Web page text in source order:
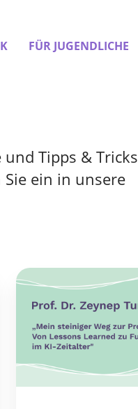
FÜR JUGENDLICHE
Tipps & Tricks
ein in unsere